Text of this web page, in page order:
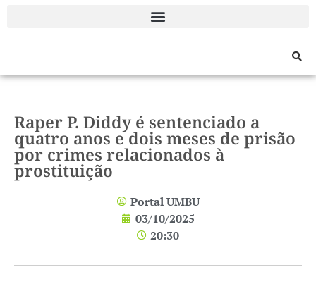
Raper P. Diddy é sentenciado a
quatro anos e dois meses de prisão
por crimes relacionados à
prostituição
Portal UMBU
03/10/2025
20:30